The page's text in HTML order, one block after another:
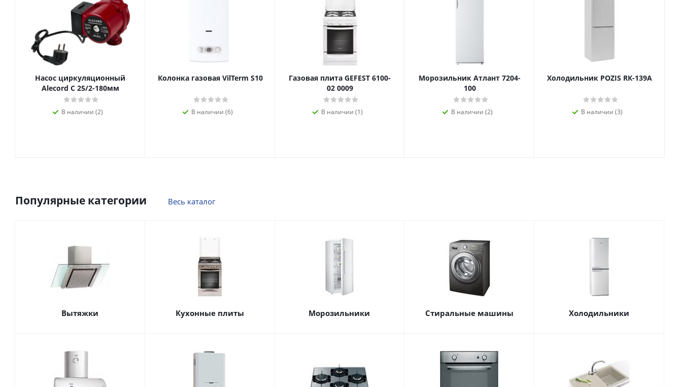
Насос циркуляционный
Alecord C 25/2-180мм
В наличии (2)
Колонка газовая VilTerm S10
В наличии (6)
Газовая плита GEFEST 6100-
02 0009
В наличии (1)
Морозильник Атлант 7204-
100
В наличии (2)
Холодильник POZIS RК-139А
В наличии (3)
Популярные категории Весь каталог
Вытяжки Кухонные плиты Морозильники Стиральные машины Холодильники